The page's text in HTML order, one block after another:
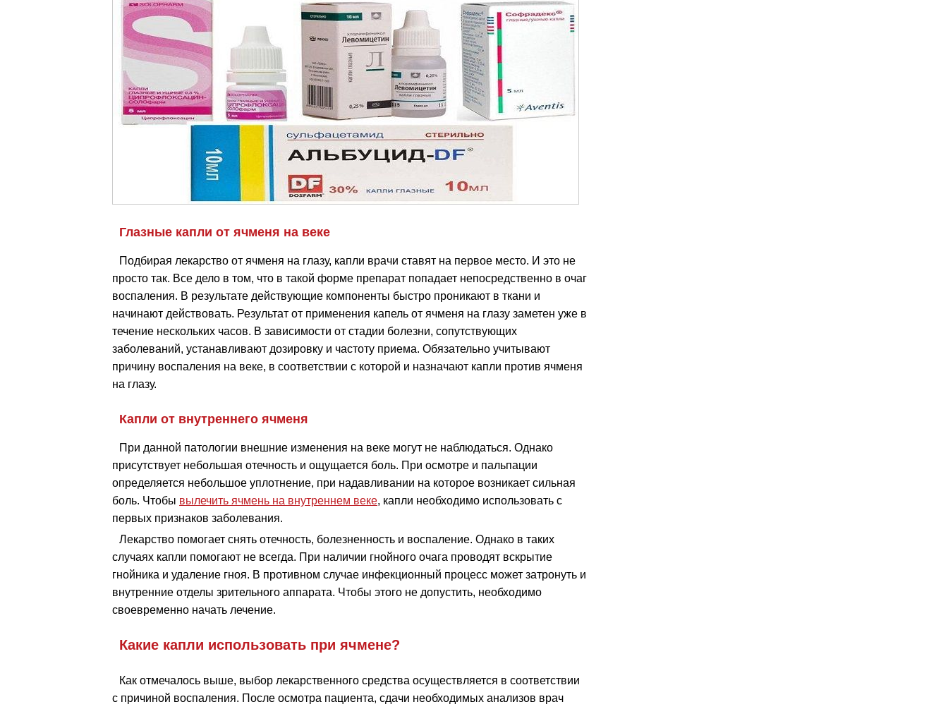
Глазные капли от ячменя на веке
Подбирая лекарство от ячменя на глазу, капли врачи ставят на первое место. И это не
просто так. Все дело в том, что в такой форме препарат попадает непосредственно в очаг
воспаления. В результате действующие компоненты быстро проникают в ткани и
начинают действовать. Результат от применения капель от ячменя на глазу заметен уже в
течение нескольких часов. В зависимости от стадии болезни, сопутствующих
заболеваний, устанавливают дозировку и частоту приема. Обязательно учитывают
причину воспаления на веке, в соответствии с которой и назначают капли против ячменя
на глазу.
Капли от внутреннего ячменя
При данной патологии внешние изменения на веке могут не наблюдаться. Однако
присутствует небольшая отечность и ощущается боль. При осмотре и пальпации
определяется небольшое уплотнение, при надавливании на которое возникает сильная
боль. Чтобы вылечить ячмень на внутреннем веке, капли необходимо использовать с
первых признаков заболевания.
Лекарство помогает снять отечность, болезненность и воспаление. Однако в таких
случаях капли помогают не всегда. При наличии гнойного очага проводят вскрытие
гнойника и удаление гноя. В противном случае инфекционный процесс может затронуть и
внутренние отделы зрительного аппарата. Чтобы этого не допустить, необходимо
своевременно начать лечение.
Какие капли использовать при ячмене?
Как отмечалось выше, выбор лекарственного средства осуществляется в соответствии
с причиной воспаления. После осмотра пациента, сдачи необходимых анализов врач